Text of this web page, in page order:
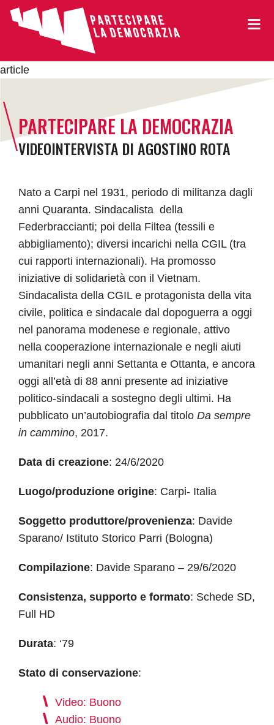
article
PARTECIPARE LA DEMOCRAZIA
VIDEOINTERVISTA DI AGOSTINO ROTA
Nato a Carpi nel 1931, periodo di militanza dagli
anni Quaranta. Sindacalista della
Federbraccianti; poi della Filtea (tessili e
abbigliamento); diversi incarichi nella CGIL (tra
cui rapporti internazionali). Ha promosso
iniziative di solidarietà con il Vietnam.
Sindacalista della CGIL e protagonista della vita
civile, politica e sindacale dal dopoguerra a oggi
nel panorama modenese e regionale, attivo
nella cooperazione internazionale e negli aiuti
umanitari negli anni Settanta e Ottanta, e ancora
oggi all’età di 88 anni presente ad iniziative
politico-sindacali a sostegno degli ultimi. Ha
pubblicato un’autobiografia dal titolo Da sempre
in cammino, 2017.
Data di creazione: 24/6/2020
Luogo/produzione origine: Carpi- Italia
Soggetto produttore/provenienza: Davide
Sparano/ Istituto Storico Parri (Bologna)
Compilazione: Davide Sparano – 29/6/2020
Consistenza, supporto e formato: Schede SD,
Full HD
Durata: ‘79
Stato di conservazione:
Video: Buono
Audio: Buono